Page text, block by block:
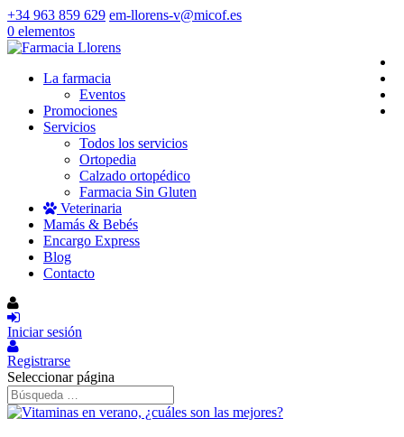
+34 963 859 629 em-llorens-v@micof.es
0 elementos
La farmacia
Eventos
Promociones
Servicios
Todos los servicios
Ortopedia
Calzado ortopédico
Farmacia Sin Gluten
Veterinaria
Mamás & Bebés
Encargo Express
Blog
Contacto
Iniciar sesión
Registrarse
Seleccionar página